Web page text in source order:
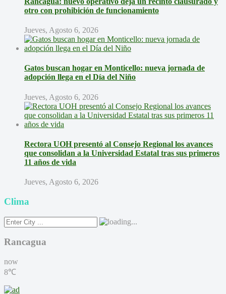
otro con prohibición de funcionamiento
Jueves, Agosto 6, 2026
Gatos buscan hogar en Monticello: nueva jornada de
adopción llega en el Día del Niño
Jueves, Agosto 6, 2026
Rectora UOH presentó al Consejo Regional los avances
que consolidan a la Universidad Estatal tras sus primeros
11 años de vida
Jueves, Agosto 6, 2026
Clima
Rancagua
now
8℃